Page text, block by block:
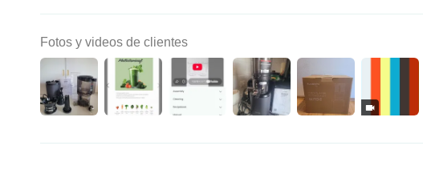
Fotos y videos de clientes